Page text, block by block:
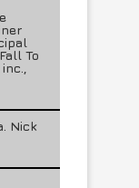
To
Nick